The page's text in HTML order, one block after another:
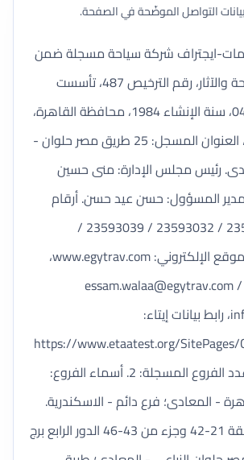
التواصل الموضّحة في الصفحة.
ايجتراف شركة سياحة مسجلة ضمن
بيانات وزارة السياحة والآثار، رقم الترخيص 487، تأسست
بتاريخ 04/05/1984، سنة الإنشاء 1984، محافظة القاهرة،
منطقة المعادي، العنوان المسجل: 25 طريق مصر حلوان -
رئيس مجلس الإدارة: منى حسين
المسؤول: حسن عيد حسن. أرقام
التواصل: 23593031 / 23593032 / 23593039 /
1002507771، الموقع الإلكتروني: www.egytrav.com،
essam.walaa@egytrav.com/
، رابط بيانات إيتاء:
https://www.etaatest.org/SitePages/
aspx?licc=487. عدد الفروع المسجلة: 2. أسماء الفروع:
- المعادى؛ فرع دائم - الاسكندرية.
عناوين الفروع: شقة 21-42 وجزء من 43-46 الدور الرابع برج